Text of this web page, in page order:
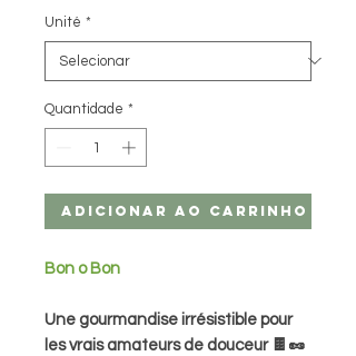
Unité *
Quantidade *
Adicionar ao carrinho
Bon o Bon
Une gourmandise irrésistible pour
les vrais amateurs de douceur 🍫🥜